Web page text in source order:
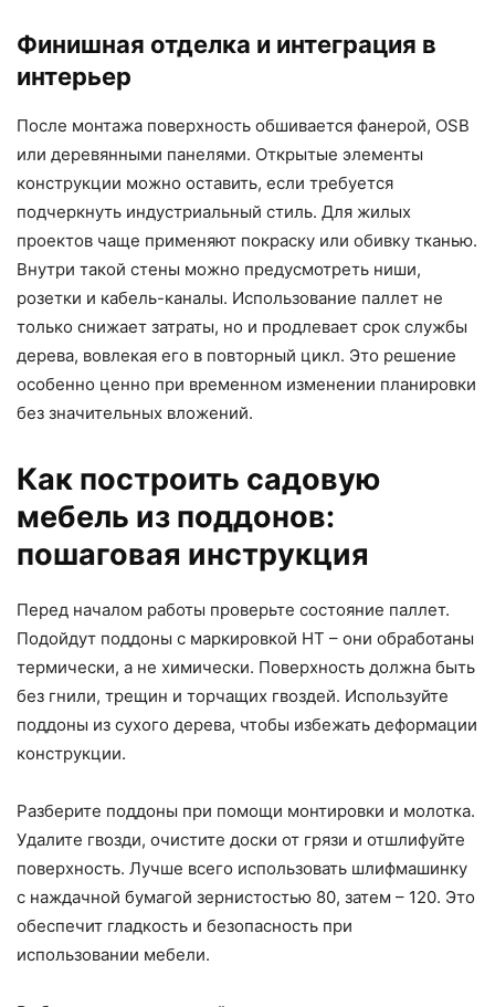
Финишная отделка и интеграция в
интерьер
После монтажа поверхность обшивается фанерой, OSB
или деревянными панелями. Открытые элементы
конструкции можно оставить, если требуется
подчеркнуть индустриальный стиль. Для жилых
проектов чаще применяют покраску или обивку тканью.
Внутри такой стены можно предусмотреть ниши,
розетки и кабель-каналы. Использование паллет не
только снижает затраты, но и продлевает срок службы
дерева, вовлекая его в повторный цикл. Это решение
особенно ценно при временном изменении планировки
без значительных вложений.
Как построить садовую
мебель из поддонов:
пошаговая инструкция
Перед началом работы проверьте состояние паллет.
Подойдут поддоны с маркировкой HT – они обработаны
термически, а не химически. Поверхность должна быть
без гнили, трещин и торчащих гвоздей. Используйте
поддоны из сухого дерева, чтобы избежать деформации
конструкции.
Разберите поддоны при помощи монтировки и молотка.
Удалите гвозди, очистите доски от грязи и отшлифуйте
поверхность. Лучше всего использовать шлифмашинку
с наждачной бумагой зернистостью 80, затем – 120. Это
обеспечит гладкость и безопасность при
использовании мебели.